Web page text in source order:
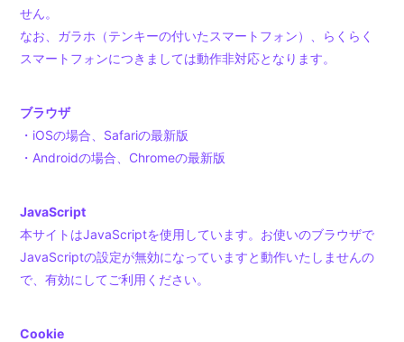
せん。
なお、ガラホ（テンキーの付いたスマートフォン）、らくらく
スマートフォンにつきましては動作非対応となります。
ブラウザ
・iOSの場合、Safariの最新版
・Androidの場合、Chromeの最新版
JavaScript
本サイトはJavaScriptを使用しています。お使いのブラウザで
JavaScriptの設定が無効になっていますと動作いたしませんの
で、有効にしてご利用ください。
Cookie